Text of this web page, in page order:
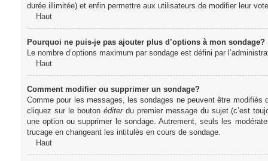
durée illimitée) et enfin permettre aux utilisateurs de modifier leur
Haut
Pourquoi ne puis-je pas ajouter plus d’options à mon sondage?
Le nombre d’options maximum par sondage est défini par
Haut
Comment modifier ou supprimer un sondage?
Comme pour les messages, les sondages ne peuvent être modifiés
cliquez sur le bouton éditerdu premier message du sujet (c’est
une option ou supprimer le sondage. Autrement, seuls les
trucage en changeant les intitulés en cours de sondage.
Haut